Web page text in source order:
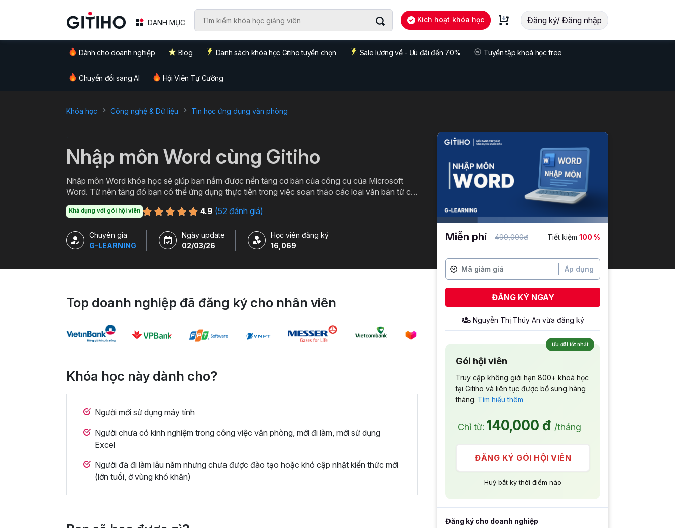
DANH MỤC Kích hoạt khóa học Đăng ký/ Đăng nhập
Dành cho doanh nghiệp Blog Danh sách khóa học Gitiho tuyển chọn Sale lương về - Ưu đãi đến 70% Tuyển tập khoá học free
Chuyển đổi sang AI Hội Viên Tự Cường
Khóa học Công nghệ & Dữ liệu Tin học ứng dụng văn phòng
Nhập môn Word cùng Gitiho
Nhập môn Word khóa học sẽ giúp bạn nắm được nền tảng cơ bản của công cụ của Microsoft
Word. Từ nên tảng đó bạn có thể ứng dụng thực tiễn trong việc soạn thảo các loại văn bản từ cơ
Word miễn phí cùng Gitiho ngay hôm nay nào.
Khả dụng với gói hội viên 4.9 (52 đánh giá)
Chuyên gia
G-LEARNING
Ngày update
02/03/26
Học viên đăng ký
16,069
Top doanh nghiệp đã đăng ký cho nhân viên
Khóa học này dành cho?
Người mới sử dụng máy tính
Người chưa có kinh nghiệm trong công việc văn phòng, mới đi làm, mới sử dụng
Excel
Người đã đi làm lâu năm nhưng chưa được đào tạo hoặc khó cập nhật kiến thức mới
(lớn tuổi, ở vùng khó khăn)
Miễn phí 499,000đ Tiết kiệm 100 %
Áp dụng
ĐĂNG KÝ NGAY
Nguyễn Thị Thúy An vừa đăng ký
Ưu đãi tốt nhất
Gói hội viên
Truy cập không giới hạn 800+ khoá học
tại Gitiho và liên tục được bổ sung hàng
tháng. Tìm hiểu thêm
Chỉ từ: 140,000 đ /tháng
ĐĂNG KÝ GÓI HỘI VIÊN
Huỷ bất kỳ thời điểm nào
Đăng ký cho doanh nghiệp